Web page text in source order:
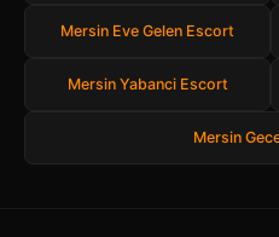
Mersin Eve Gelen Escort
Mersin Yabanci Escort
Mersin